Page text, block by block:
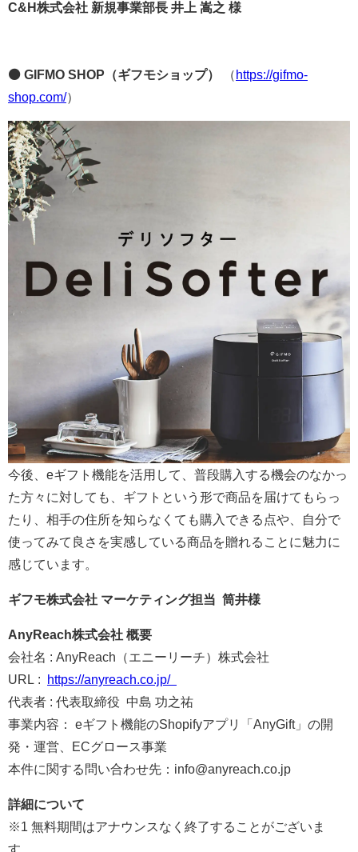
C&H株式会社 新規事業部長 井上 嵩之 様
⚫ GIFMO SHOP（ギフモショップ） （ https://gifmo-
shop.com/）
今後、eギフト機能を活用して、普段購入する機会のなかっ
た方々に対しても、ギフトという形で商品を届けてもらっ
たり、相手の住所を知らなくても購入できる点や、自分で
使ってみて良さを実感している商品を贈れることに魅力に
感じています。
ギフモ株式会社 マーケティング担当 筒井様
AnyReach株式会社 概要
会社名 : AnyReach（エニーリーチ）株式会社
URL :
https://anyreach.co.jp/
代表者 : 代表取締役 中島 功之祐
事業内容： eギフト機能のShopifyアプリ「AnyGift」の開
発・運営、ECグロース事業
本件に関する問い合わせ先：info@anyreach.co.jp
詳細について
※1 無料期間はアナウンスなく終了することがございま
す。